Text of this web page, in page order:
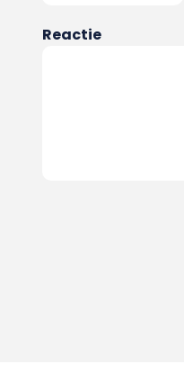
Reactie